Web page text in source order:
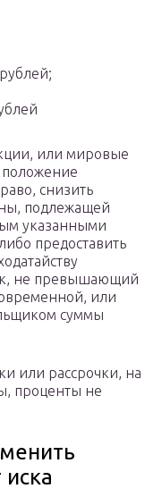
или мировые
положение
снизить
подлежащей
указанными
предоставить
не превышающий
или
суммы
или рассрочки, на
проценты не